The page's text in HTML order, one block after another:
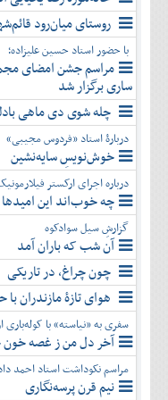
روستای میان‌رود
با حضور استاد حسین علیزاده؛
مراسم جشن امضای
ساری برگزار شد
چله شوی دی ماهی
دربارۀ استاد «فردوس مجیبی»
خوش‌نویسِ سایه‌نشین
درباره اجرای ارکستر
چه خوب‌اند این امیدها
گزارشِ سیل سوادکوه
آن شب که باران آمد
چون چراغ، در تاریکی
هوای تازۀ مازندران
سفری به «نیاسته» با
آخر دل من ز غصه
مراسم نکوداشت استاد احمد
نیم قرن پرسه‌نگاری